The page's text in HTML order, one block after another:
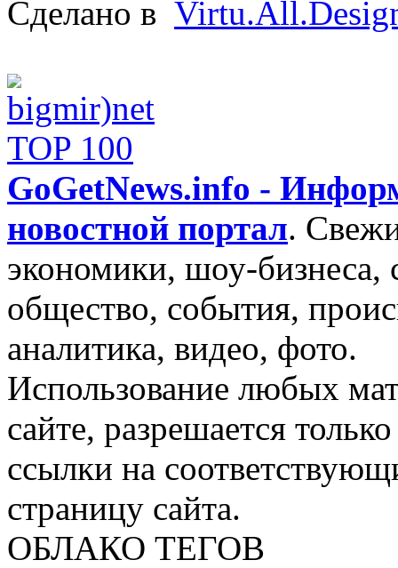
Сделано в
GoGetNews.info -
новостной портал.
экономики, шоу-бизнеса,
общество, события,
аналитика, видео, фото.
Использование любых
сайте, разрешается
ссылки на
страницу сайта.
ОБЛАКО ТЕГОВ